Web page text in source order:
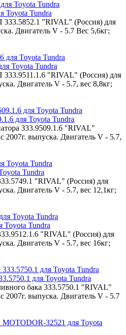
Toyota Tundra
"RIVAL" (Россия) для
Двигатель V - 5.7 Вес 5,6кг;
Toyota Tundra
"RIVAL" (Россия) для
Двигатель V - 5.7, вес 8,8кг;
для Toyota Tundra
333.9509.1.6 "RIVAL"
2007г. выпуска. Двигатель V - 5.7,
Tundra
"RIVAL" (Россия) для
Двигатель V - 5.7, вес 12,1кг;
Toyota Tundra
"RIVAL" (Россия) для
Двигатель V - 5.7, вес 16кг;
для Toyota Tundra
бака 333.5750.1 "RIVAL"
2007г. выпуска. Двигатель V - 5.7